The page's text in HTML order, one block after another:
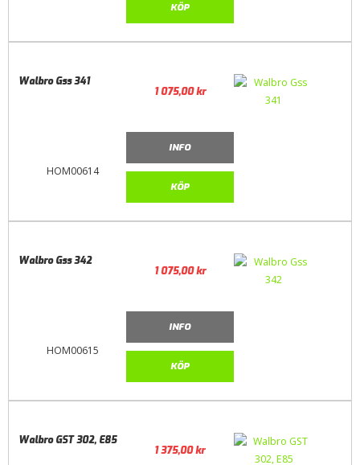
KÖP
HOM00614
Walbro Gss 341
1 075,00kr
INFO
KÖP
HOM00615
Walbro Gss 342
1 075,00kr
INFO
KÖP
Walbro GST 302, E85
1 375,00kr